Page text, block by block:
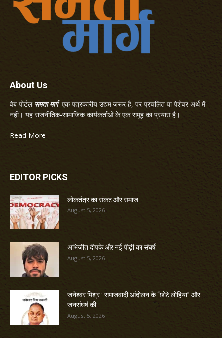
About Us
वेब पोर्टल समता मार्गएक पत्रकारीय उद्यम जरूर है, पर प्रचलित या पेशेवर अर्थ में
नहीं। यह राजनीतिक-सामाजिक कार्यकर्ताओं के एक समूह का प्रयास है।
Read More
EDITOR PICKS
लोकतंत्र का संकट और समाज
August 5, 2026
अभिजीत दीपके और नई पीढ़ी का संघर्ष
August 5, 2026
जनेश्वर मिश्र : समाजवादी आंदोलन के “छोटे लोहिया” और
जनसंघर्ष की...
August 5, 2026